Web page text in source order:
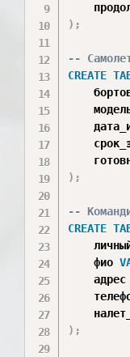
) ;
--
CREATE
) ;
--
CREATE
    фио
) ;